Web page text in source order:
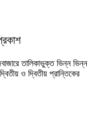
তালিকাভুক্ত ভিন্ন ভিন্ন
ও দ্বিতীয় প্রান্তিকের